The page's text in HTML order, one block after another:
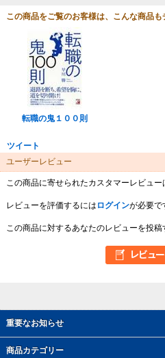
重要なお知らせ
商品カテゴリー
この商品をご覧のお客様は、こんな商品も
転職の鬼１００則
ツイート
ユーザーレビュー
この商品に寄せられたカスタマーレビュー
レビューを評価するには ログインが必要で
この商品に対するあなたのレビューを投稿